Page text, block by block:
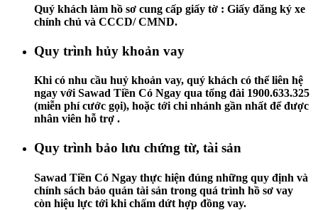
Quý khách làm hồ sơ cung cấp giấy tờ : Giấy đăng ký xe
chính chủ và CCCD/ CMND.
Quy trình hủy khoản vay
Khi có nhu cầu huỷ khoản vay, quý khách có thể liên hệ
ngay với Sawad Tiền Có Ngay qua tổng đài 1900.633.325
(miễn phí cước gọi), hoặc tới chi nhánh gần nhất để được
nhân viên hỗ trợ .
Quy trình bảo lưu chứng từ, tài sản
Sawad Tiền Có Ngay thực hiện đúng những quy định và
chính sách bảo quản tài sản trong quá trình hồ sơ vay
còn hiệu lực tới khi chấm dứt hợp đồng vay.